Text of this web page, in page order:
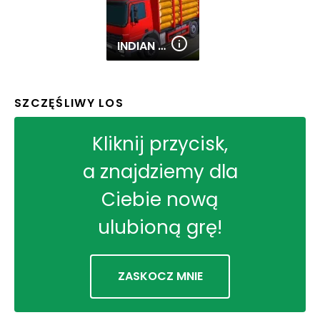
INDIAN TRUCK SIMULATOR 3D
SZCZĘŚLIWY LOS
Kliknij przycisk,
a znajdziemy dla
Ciebie nową
ulubioną grę!
ZASKOCZ MNIE